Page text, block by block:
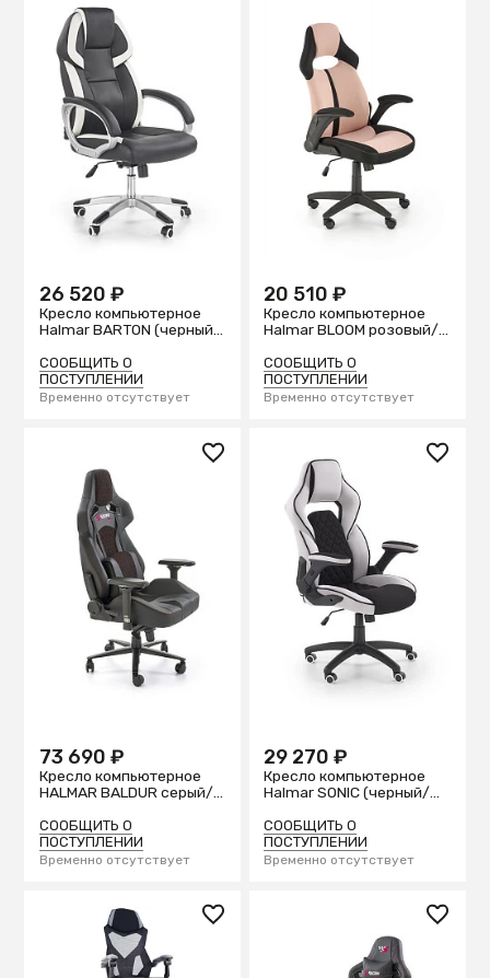
26 520 ₽
Кресло компьютерное
Halmar BARTON (черный/
СООБЩИТЬ О
ПОСТУПЛЕНИИ
Временно отсутствует
20 510 ₽
Кресло компьютерное
Halmar BLOOM розовый/
СООБЩИТЬ О
ПОСТУПЛЕНИИ
Временно отсутствует
73 690 ₽
Кресло компьютерное
HALMAR BALDUR серый/
СООБЩИТЬ О
ПОСТУПЛЕНИИ
Временно отсутствует
29 270 ₽
Кресло компьютерное
Halmar SONIC (черный/
СООБЩИТЬ О
ПОСТУПЛЕНИИ
Временно отсутствует